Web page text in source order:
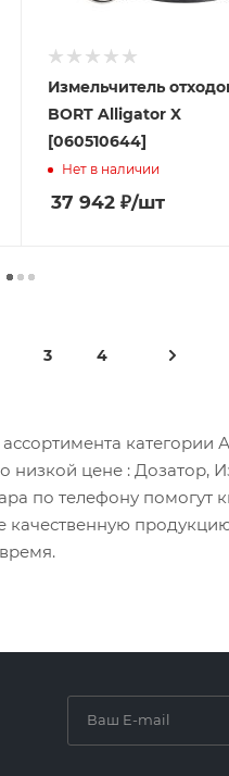
Измельчитель
BORT Alligator X
[060510644]
Нет в наличии
37 942₽/шт
3 4
категории
низкой цене : Дозатор,
по телефону
качественную